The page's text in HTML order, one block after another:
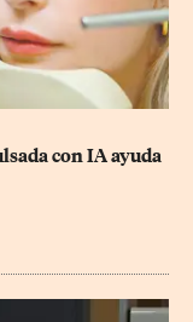
con IA ayuda